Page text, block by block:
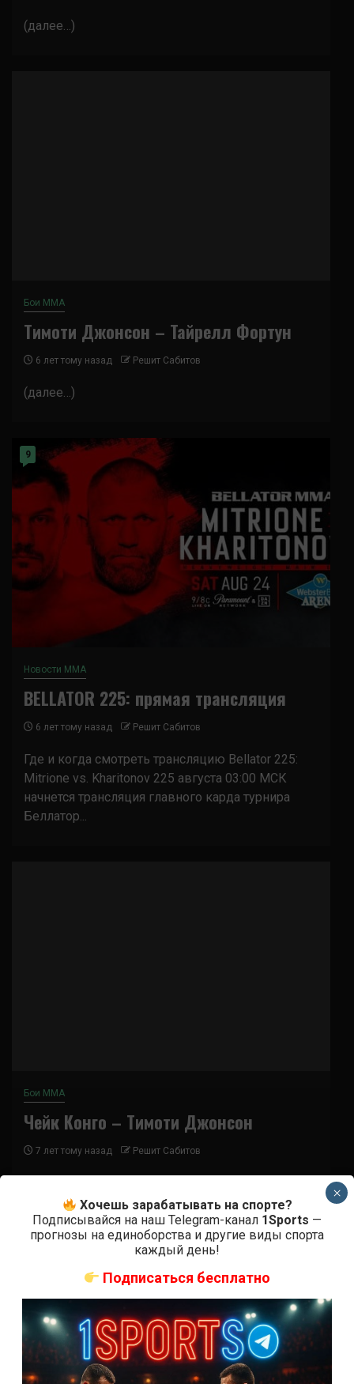
(далее…)
Бои ММА
Тимоти Джонсон – Тайрелл Фортун
6 лет тому назад Решит Сабитов
(далее…)
9
Новости ММА
BELLATOR 225: прямая трансляция
6 лет тому назад Решит Сабитов
Где и когда смотреть трансляцию Bellator 225:
Mitrione vs. Kharitonov 225 августа 03:00 МСК
начнется трансляция главного карда турнира
Беллатор...
Бои ММА
Чейк Конго – Тимоти Джонсон
7 лет тому назад Решит Сабитов
Хочешь зарабатывать на спорте?
Подписывайся на наш Telegram-канал 1Sports —
прогнозы на единоборства и другие виды спорта
каждый день!
Подписаться бесплатно
×